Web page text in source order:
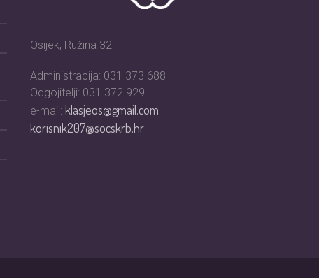
Osijek, Ružina 32
Administracija: 031 373 688
Odgojitelji: 031 372 929
e-mail: klasjeos@gmail.com
korisnik207@socskrb.hr